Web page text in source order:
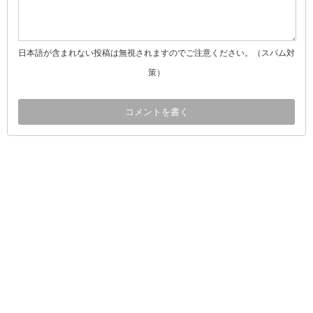
日本語が含まれない投稿は無視されますのでご注意ください。（スパム対
策）